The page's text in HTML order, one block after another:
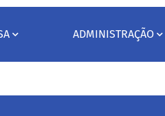
ADMINISTRAÇÃO